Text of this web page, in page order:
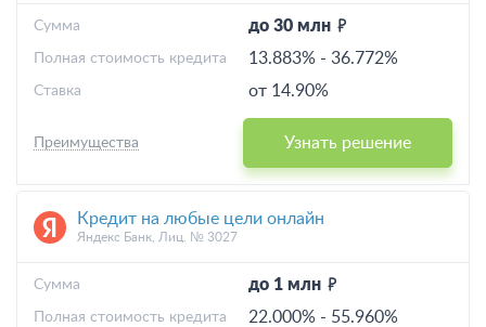
до 30 млн
Cумма
13.883% - 36.772%
Полная стоимость кредита
от 14.90%
Ставка
Узнать решение
Преимущества
Кредит на любые цели онлайн
Яндекс Банк, Лиц. № 3027
до 1 млн
Cумма
22.000% - 55.960%
Полная стоимость кредита